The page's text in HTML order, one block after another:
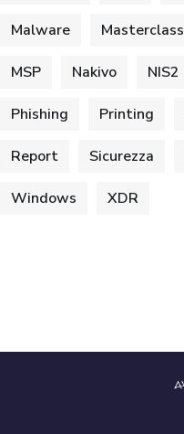
Malware Masterclass
MSP Nakivo NIS2
Phishing Printing
Report Sicurezza
Windows XDR